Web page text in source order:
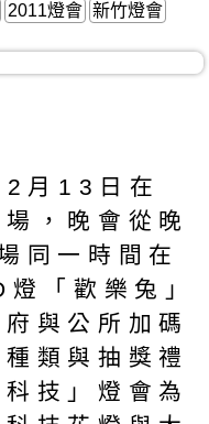
2011燈會 新竹燈會
月13日在
，晚會從晚
同一時間在
「歡樂兔」
與公所加碼
類與抽獎禮
技」燈會為